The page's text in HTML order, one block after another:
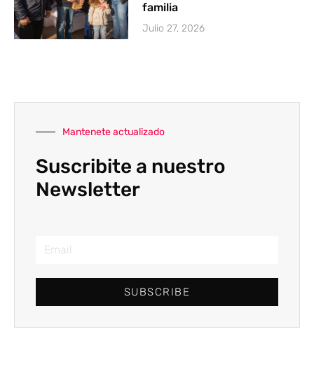
familia
Julio 27, 2026
Mantenete actualizado
Suscribite a nuestro
Newsletter
SUBSCRIBE